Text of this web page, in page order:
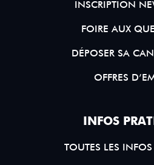
INSCRIPTION
FOIRE AUX
DÉPOSER SA
OFFRES
INFOS
TOUTES LES